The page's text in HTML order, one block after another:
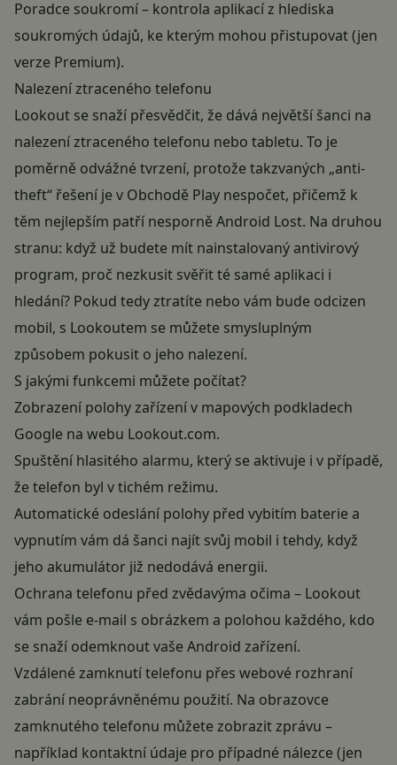
Poradce soukromí – kontrola aplikací z hlediska
soukromých údajů, ke kterým mohou přistupovat (jen
verze Premium).
Nalezení ztraceného telefonu
Lookout se snaží přesvědčit, že dává největší šanci na
nalezení ztraceného telefonu nebo tabletu. To je
poměrně odvážné tvrzení, protože takzvaných „anti-
theft“ řešení je v Obchodě Play nespočet, přičemž k
těm nejlepším patří nesporněAndroid Lost. Na druhou
stranu: když už budete mít nainstalovaný antivirový
program, proč nezkusit svěřit té samé aplikaci i
hledání? Pokud tedy ztratíte nebo vám bude odcizen
mobil, s Lookoutem se můžete smysluplným
způsobem pokusit o jeho nalezení.
S jakými funkcemi můžete počítat?
Zobrazení polohy zařízení v mapových podkladech
Google na webu Lookout.com.
Spuštění hlasitého alarmu, který se aktivuje i v případě,
že telefon byl v tichém režimu.
Automatické odeslání polohy před vybitím baterie a
vypnutím vám dá šanci najít svůj mobil i tehdy, když
jeho akumulátor již nedodává energii.
Ochrana telefonu před zvědavýma očima – Lookout
vám pošle e-mail s obrázkem a polohou každého, kdo
se snaží odemknout vaše Android zařízení.
Vzdálené zamknutí telefonu přes webové rozhraní
zabrání neoprávněnému použití. Na obrazovce
zamknutého telefonu můžete zobrazit zprávu –
například kontaktní údaje pro případné nálezce (jen